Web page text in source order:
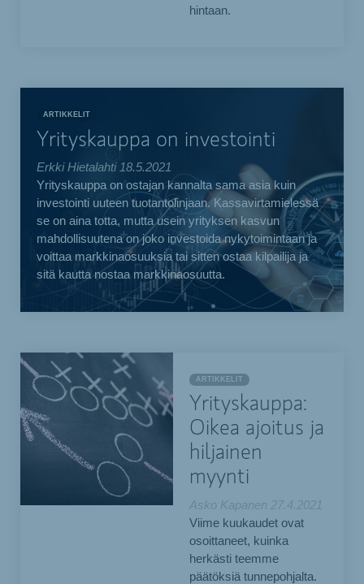
hintaan.
ARTIKKELIT
Yrityskauppa on investointi
Erkki Hietalahti 18.5.2021
Yrityskauppa on ostajan kannalta sama asia kuin
investointi uuteen tuotantolinjaan. Kassavirtamielessä
se on aina totta, mutta usein yrityksen kasvun
mahdollisuutena on joko investoida nykytoimintaan ja
voittaa markkinaosuuksia tai sitten ostaa kilpailija ja
sitä kautta nostaa markkinaosuutta.
ARTIKKELIT
Yrityskauppa:
Oikea ajoitus ja
hiljainen
myynti
Asko Kapanen 27.4.2021
Viime kuukaudet ovat
osoittaneet, kuinka
herkästi teemme
päätöksiä tunnepohjalta.